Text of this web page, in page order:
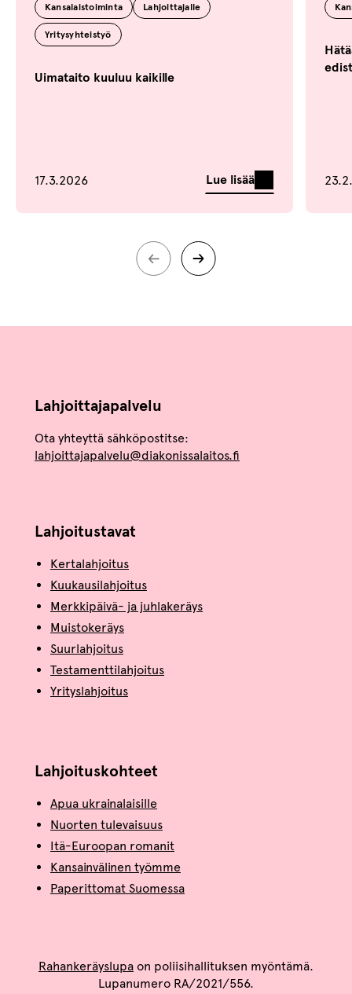
Kansalaistoiminta Lahjoittajalle
Yritysyhteistyö
Uimataito kuuluu kaikille
17.3.2026 Lue lisää
Lahjoittajapalvelu
Ota yhteyttä sähköpostitse:
lahjoittajapalvelu@diakonissalaitos.fi
Lahjoitustavat
Kertalahjoitus
Kuukausilahjoitus
Merkkipäivä- ja juhlakeräys
Muistokeräys
Suurlahjoitus
Testamenttilahjoitus
Yrityslahjoitus
Lahjoituskohteet
Apua ukrainalaisille
Nuorten tulevaisuus
Itä-Euroopan romanit
Kansainvälinen työmme
Paperittomat Suomessa
Rahankeräyslupa on poliisihallituksen myöntämä.
Lupanumero RA/2021/556.